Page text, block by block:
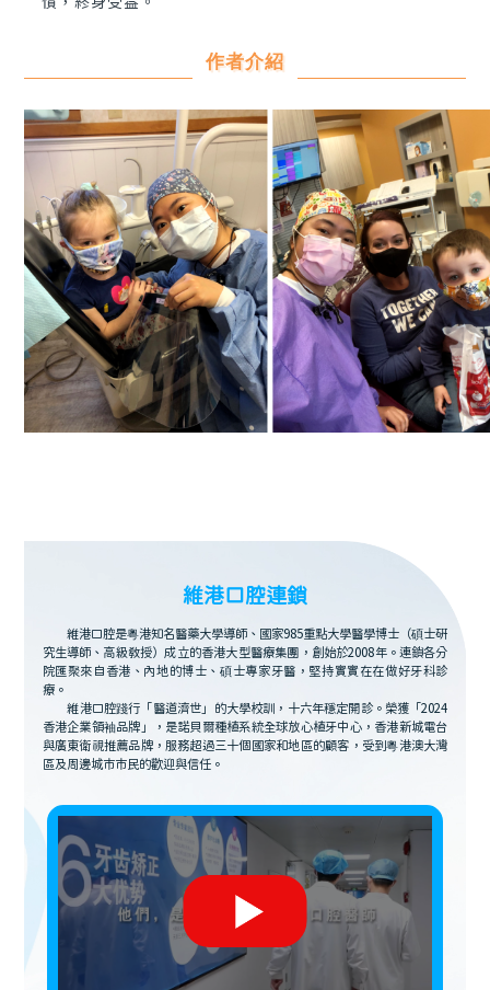
慣，終身受益。
作者介紹
維港口腔連鎖
維港口腔是粵港知名醫藥大學導師、國家985重點大學醫學博士（碩士研
究生導師、高級教授）成立的香港大型醫療集團，創始於2008年。連鎖各分
院匯聚來自香港、內地的博士、碩士專家牙醫，堅持實實在在做好牙科診
療。
維港口腔踐行「醫道濟世」的大學校訓，十六年穩定開診。榮獲「2024
香港企業領袖品牌」，是諾貝爾種植系統全球放心植牙中心，香港新城電台
與廣東衛視推薦品牌，服務超過三十個國家和地區的顧客，受到粵港澳大灣
區及周邊城市市民的歡迎與信任。